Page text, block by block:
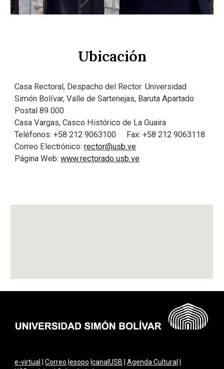
Ubicación
Casa Rectoral, Despacho del Rector. Universidad
Simón Bolívar, Valle de Sartenejas, Baruta Apartado
Postal 89.000
Casa Vargas, Casco Histórico de La Guaira
Teléfonos: +58 212 9063100
Fax: +58 212 9063118
Correo Electrónico:rector@usb.ve
Página Web:www.rectorado.usb.ve
e-virtual |Correo |esopo |canalUSB |Agenda Cultural